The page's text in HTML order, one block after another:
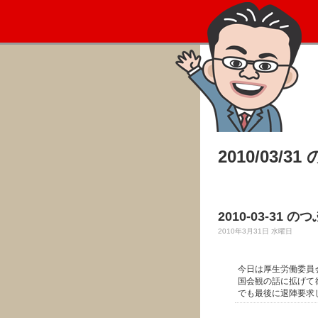
2010/03/31
2010-03-31 のつ
2010年3月31日 水曜日
今日は厚生労働委
国会観の話に拡げて
でも最後に退陣要求